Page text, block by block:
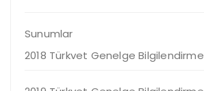
Sunumlar
2018 Türkvet Genelge Bilgilendirme